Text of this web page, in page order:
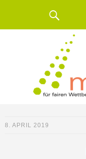
8. APRIL 2019